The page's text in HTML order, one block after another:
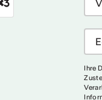
Ihre